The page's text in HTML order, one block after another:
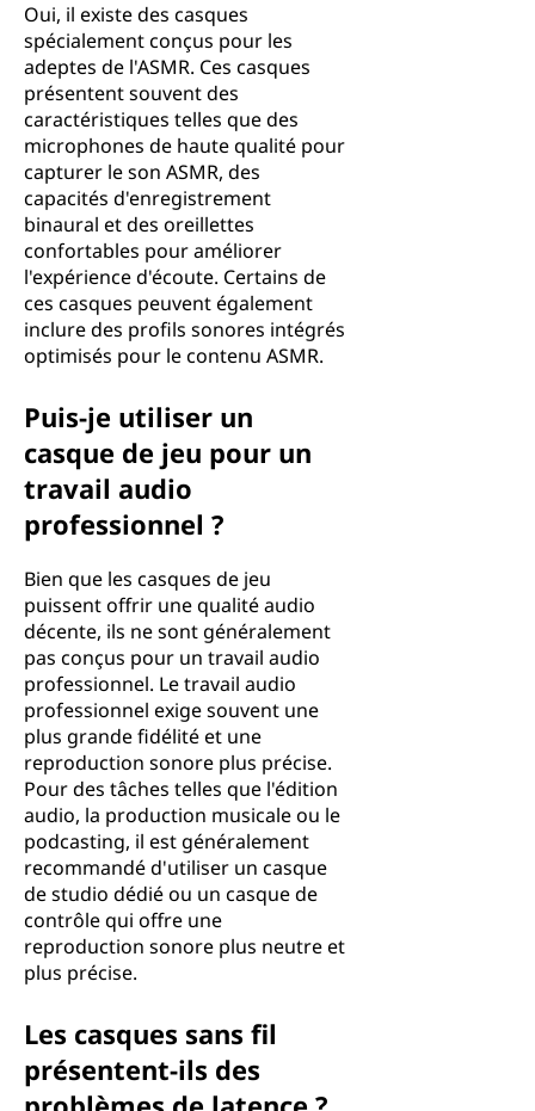
Oui, il existe des casques
spécialement conçus pour les
adeptes de l'ASMR. Ces casques
présentent souvent des
caractéristiques telles que des
microphones de haute qualité pour
capturer le son ASMR, des
capacités d'enregistrement
binaural et des oreillettes
confortables pour améliorer
l'expérience d'écoute. Certains de
ces casques peuvent également
inclure des profils sonores intégrés
optimisés pour le contenu ASMR.
Puis-je utiliser un
casque de jeu pour un
travail audio
professionnel ?
Bien que les casques de jeu
puissent offrir une qualité audio
décente, ils ne sont généralement
pas conçus pour un travail audio
professionnel. Le travail audio
professionnel exige souvent une
plus grande fidélité et une
reproduction sonore plus précise.
Pour des tâches telles que l'édition
audio, la production musicale ou le
podcasting, il est généralement
recommandé d'utiliser un casque
de studio dédié ou un casque de
contrôle qui offre une
reproduction sonore plus neutre et
plus précise.
Les casques sans fil
présentent-ils des